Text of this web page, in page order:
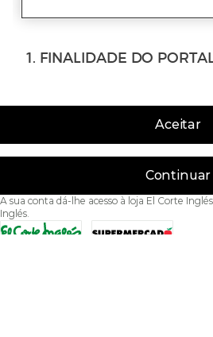
Aceitar
Continuar
A sua conta dá-lhe acesso à loja El Corte
Inglés.